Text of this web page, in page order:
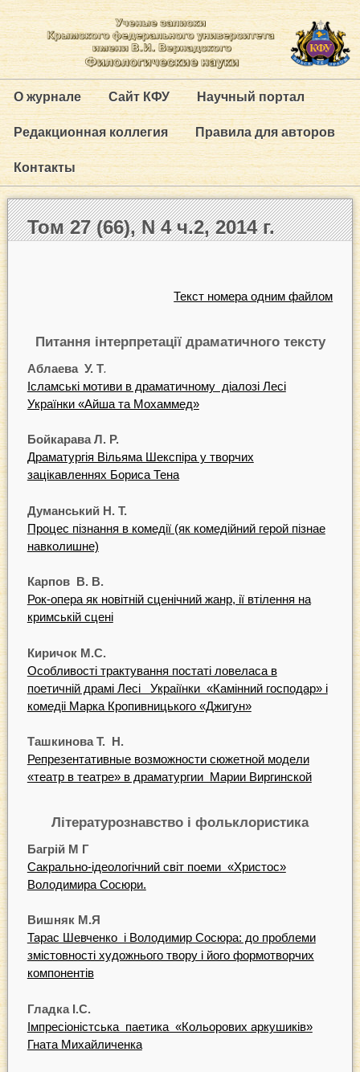
О журнале Сайт КФУ Научный портал
Редакционная коллегия Правила для авторов
Контакты
Том 27 (66), N 4 ч.2, 2014 г.
Текст номера одним файлом
Питання інтерпретації драматичного тексту
Аблаева У. Т.
Iсламськi мотиви в драматичному дiалозi Лесi
Українки «Айша та Мохаммед»
Бойкарава Л. Р.
Драматургiя Вiльяма Шекспiра у творчих
зацiкавленнях Бориса Тена
Думанський Н. Т.
Процес пiзнання в комедiї (як комедiйний герой пiзнае
навколишне)
Карпов В. В.
Рок-опера як новiтнiй сценiчний жанр, iї втiлення на
кримськiй сценi
Киричок М.С.
Особливостi трактування постатi ловеласа в
поетичнiй драмi Лесi Украiїнки «Камiнний господар» i
комедii Марка Кропивницького «Джигун»
ТашкиноваТ. Н.
Репрезентативные возможности сюжетной модели
«театр в театре» в драматургии Марии Виргинской
Літературознавство і фольклористика
Багрiй М Г
Сакрально-iдеологiчний свiт поеми «Христос»
Володимира Сосюри.
Вишняк М.Я
Тарас Шевченко i Володимир Сосюра: до проблеми
змiстовностi художнього твору i його формотворчих
компонентiв
Гладка І.С.
Iмпресiонiстська паетика «Кольорових аркушикiв»
Гната Михайличенка